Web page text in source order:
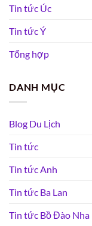
Tin tức Úc
Tin tức Ý
Tổng hợp
DANH MỤC
Blog Du Lịch
Tin tức
Tin tức Anh
Tin tức Ba Lan
Tin tức Bồ Đào Nha